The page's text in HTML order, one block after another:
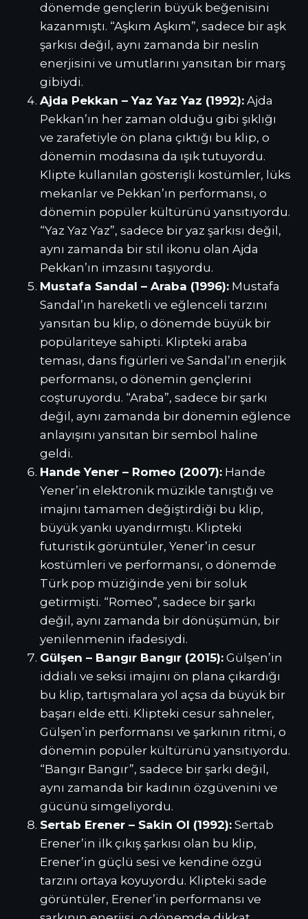
dönemde gençlerin büyük beğenisini
kazanmıştı. “Aşkım Aşkım”, sadece bir aşk
şarkısı değil, aynı zamanda bir neslin
enerjisini ve umutlarını yansıtan bir marş
gibiydi.
Ajda Pekkan – Yaz Yaz Yaz (1992): Ajda
Pekkan’ın her zaman olduğu gibi şıklığı
ve zarafetiyle ön plana çıktığı bu klip, o
dönemin modasına da ışık tutuyordu.
Klipte kullanılan gösterişli kostümler, lüks
mekanlar ve Pekkan’ın performansı, o
dönemin popüler kültürünü yansıtıyordu.
“Yaz Yaz Yaz”, sadece bir yaz şarkısı değil,
aynı zamanda bir stil ikonu olan Ajda
Pekkan’ın imzasını taşıyordu.
Mustafa Sandal – Araba (1996): Mustafa
Sandal’ın hareketli ve eğlenceli tarzını
yansıtan bu klip, o dönemde büyük bir
popülariteye sahipti. Klipteki araba
teması, dans figürleri ve Sandal’ın enerjik
performansı, o dönemin gençlerini
coşturuyordu. “Araba”, sadece bir şarkı
değil, aynı zamanda bir dönemin eğlence
anlayışını yansıtan bir sembol haline
geldi.
Hande Yener – Romeo (2007): Hande
Yener’in elektronik müzikle tanıştığı ve
imajını tamamen değiştirdiği bu klip,
büyük yankı uyandırmıştı. Klipteki
futuristik görüntüler, Yener’in cesur
kostümleri ve performansı, o dönemde
Türk pop müziğinde yeni bir soluk
getirmişti. “Romeo”, sadece bir şarkı
değil, aynı zamanda bir dönüşümün, bir
yenilenmenin ifadesiydi.
Gülşen – Bangır Bangır (2015): Gülşen’in
iddialı ve seksi imajını ön plana çıkardığı
bu klip, tartışmalara yol açsa da büyük bir
başarı elde etti. Klipteki cesur sahneler,
Gülşen’in performansı ve şarkının ritmi, o
dönemin popüler kültürünü yansıtıyordu.
“Bangır Bangır”, sadece bir şarkı değil,
aynı zamanda bir kadının özgüvenini ve
gücünü simgeliyordu.
Sertab Erener – Sakin Ol (1992): Sertab
Erener’in ilk çıkış şarkısı olan bu klip,
Erener’in güçlü sesi ve kendine özgü
tarzını ortaya koyuyordu. Klipteki sade
görüntüler, Erener’in performansı ve